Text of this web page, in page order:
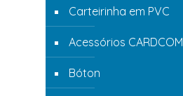
Carteirinha em PVC
Acessórios CARDCOM
Bóton